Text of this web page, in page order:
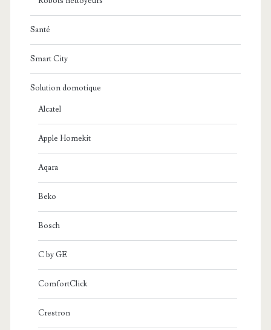
Santé
Smart City
Solution domotique
Alcatel
Apple Homekit
Aqara
Beko
Bosch
C by GE
ComfortClick
Crestron